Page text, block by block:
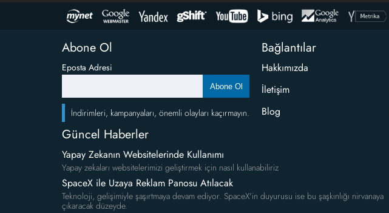
Abone Ol
Eposta Adresi
Abone Ol
İndirimleri, kampanyaları, önemli olayları kaçırmayın.
Güncel Haberler
Yapay Zekanın Websitelerinde Kullanımı
Yapay zekaları websitelerimizi geliştirmek için nasıl kullanabiliriz
SpaceX ile Uzaya Reklam Panosu Atılacak
Teknoloji, gelişimiyle şaşırtmaya devam ediyor. SpaceX'in duyurusu ise bu şaşkınlığı nirvanaya
çıkaracak düzeyde.
Bağlantılar
Hakkımızda
İletişim
Blog